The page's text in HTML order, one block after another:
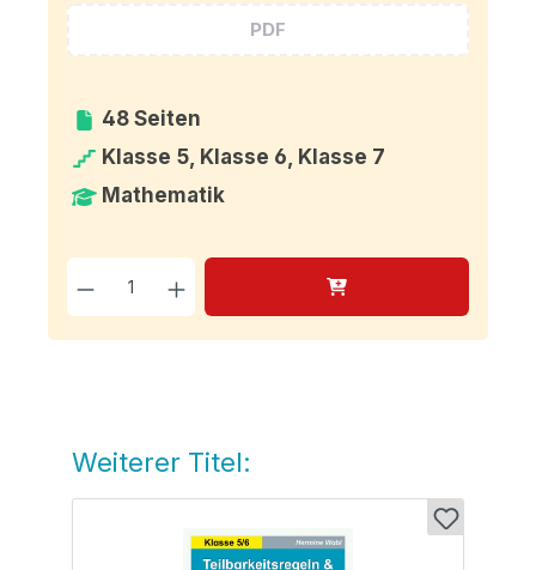
PDF
48 Seiten
Klasse 5, Klasse 6, Klasse 7
Mathematik
Produkt Anzahl: Gib den
Produktgalerie überspringen
Weiterer Titel: